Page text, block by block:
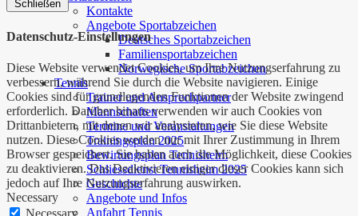
Kontakte
Angebote Sportabzeichen
Deutsches Sportabzeichen
Familiensportabzeichen
Norwegische Sportabzeichen
Tennis
Trainer und Ansprechpartner
Mannschaften
Termine und Veranstaltungen
Trainingsplan 2025
Bewirtungsplan Tennisheim
Schliessdienst Tennisheim 2025
Geschichte
Angebote und Infos
Anfahrt Tennis
Schließen
Datenschutz-Einstellungen
Diese Website verwendet Cookies, um Ihre Nutzungserfahrung zu
verbessern, während Sie durch die Website navigieren. Einige
Cookies sind für grundlegenden Funktionen der Website zwingend
erforderlich. Darüber hinaus verwenden wir auch Cookies von
Drittanbietern, mit denen wir analysieren, wie Sie diese Website
nutzen. Diese Cookies werden nur mit Ihrer Zustimmung in Ihrem
Browser gespeichert. Sie haben auch die Möglichkeit, diese Cookies
zu deaktivieren. Das Deaktivieren einiger dieser Cookies kann sich
jedoch auf Ihre Nutzungserfahrung auswirken.
Necessary
Necessary